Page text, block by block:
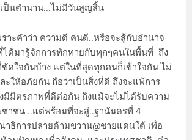
ป็นตำนาน...ไม่มีวันสูญสิ้น
ะคำว่า ความดี คนดี..หรือจะสู้กับอำนาจ
ได้มารู้จักการทักทายกับทุกๆคนในพื้นที่ ถึง
ดใจกันบ้าง แต่ในที่สุดทุกคนก็เข้าใจกัน ไม่
ะให้อภัยกัน ถือว่าเป็นสิ่งที่ดี ถึงจะแพ้การ
งมีมิตรภาพที่ดีต่อกัน ถึงแม้จะไม่ได้รับความ
ชาชน ..แต่พร้อมที่จะสู่..ฐานันดรที่ 4
ธิการปลายด้ามขวาน@ชายแดนใต้ เพื่อ